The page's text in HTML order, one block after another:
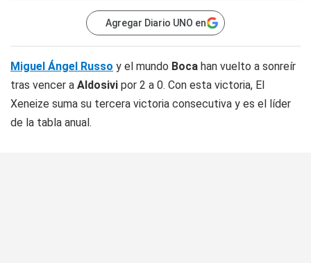
Agregar Diario UNO en
Miguel Ángel Russo y el mundo Boca han vuelto a sonreír
tras vencer a Aldosivi por 2 a 0. Con esta victoria, El
Xeneize suma su tercera victoria consecutiva y es el líder
de la tabla anual.